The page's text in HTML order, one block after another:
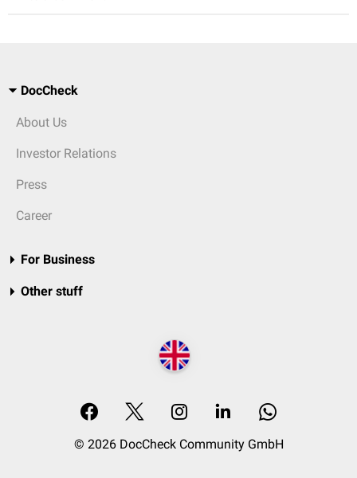
DocCheck
About Us
Investor Relations
Press
Career
For Business
Other stuff
© 2026 DocCheck Community GmbH